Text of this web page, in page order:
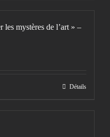
les mystères de l’art » –
Détails